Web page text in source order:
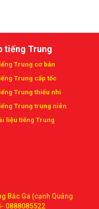
tiếng Trung
Trung cơ bản
Trung cấp tốc
Trung thiếu nhi
Trung trung niên
liệu tiếng Trung
Bắc Ga (cạnh Quảng
0888085522